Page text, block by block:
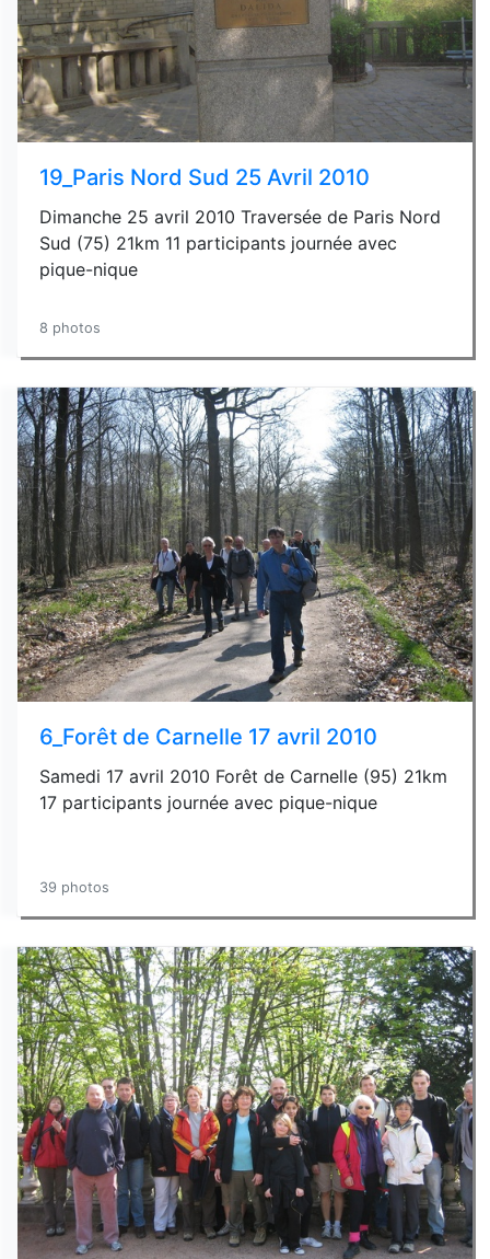
19_Paris Nord Sud 25 Avril 2010
Dimanche 25 avril 2010 Traversée de Paris Nord
Sud (75) 21km 11 participants journée avec
pique-nique
8 photos
6_Forêt de Carnelle 17 avril 2010
Samedi 17 avril 2010 Forêt de Carnelle (95) 21km
17 participants journée avec pique-nique
39 photos